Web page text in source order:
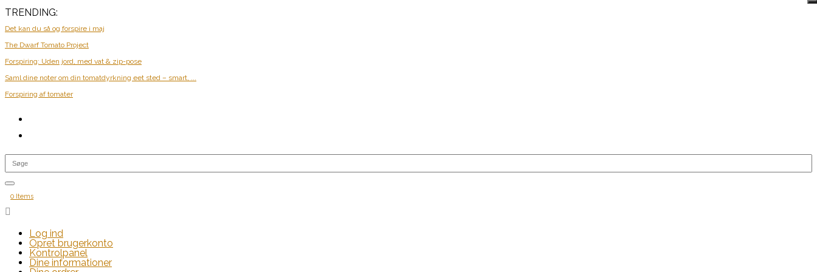
TRENDING:
Det kan du så og forspire i maj
The Dwarf Tomato Project
Forspiring: Uden jord, med vat & zip-pose
Saml dine noter om din tomatdyrkning eet sted – smart, ...
Forspiring af tomater
0 Items

Log ind
Opret brugerkonto
Kontrolpanel
Dine informationer